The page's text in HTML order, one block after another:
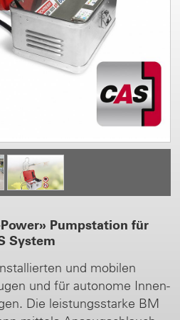
Pumpstation für
System
und mobilen
und für autonome Innen-
Die leistungsstarke BM